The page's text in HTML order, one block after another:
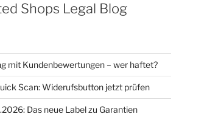
Shops Legal Blog
mit Kundenbewertungen – wer haftet?
Scan: Widerufsbutton jetzt prüfen
Das neue Label zu Garantien